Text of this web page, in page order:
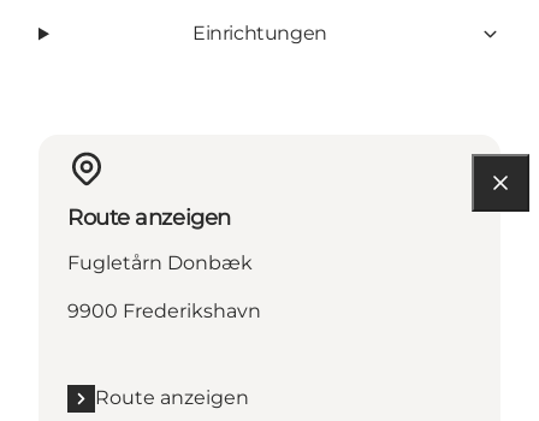
Einrichtungen
Route anzeigen
Fugletårn Donbæk
9900 Frederikshavn
Route anzeigen